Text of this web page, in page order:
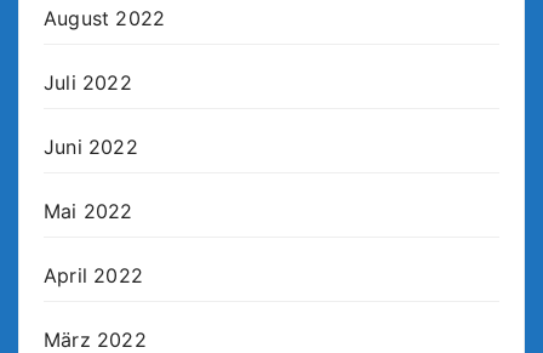
August 2022
Juli 2022
Juni 2022
Mai 2022
April 2022
März 2022